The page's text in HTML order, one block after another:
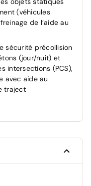
(véhicules
de l’aide au
sécurité précollision
(jour/nuit) et
intersections (PCS),
avec aide au
traject